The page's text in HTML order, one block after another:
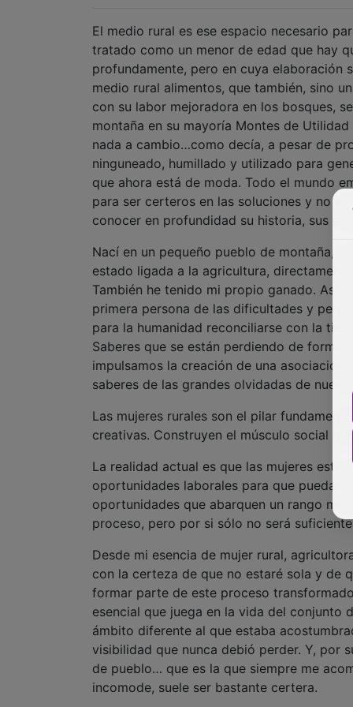
El medio rural es ese espacio necesario
tratado como un menor de edad que hay
profundamente, pero en cuya elaboración
medio rural alimentos, que también, sino
con su labor mejoradora en los bosques,
montaña en su mayoría Montes de
nada a cambio…como decía, a pesar de
ninguneado, humillado y utilizado para
que ahora está de moda. Todo el mundo
para ser certeros en las soluciones y no
conocer en profundidad su historia, sus
Nací en un pequeño pueblo de montaña,
estado ligada a la agricultura,
También he tenido mi propio ganado. Así
primera persona de las dificultades y
para la humanidad reconciliarse con la
Saberes que se están perdiendo de forma
impulsamos la creación de una asociación
saberes de las grandes olvidadas de
Las mujeres rurales son el pilar
creativas. Construyen el músculo social
La realidad actual es que las mujeres
oportunidades laborales para que puedan
oportunidades que abarquen un rango
proceso, pero por si sólo no será
Desde mi esencia de mujer rural,
con la certeza de que no estaré sola y de
formar parte de este proceso
esencial que juega en la vida del conjunto
ámbito diferente al que estaba
visibilidad que nunca debió perder. Y, por
de pueblo… que es la que siempre me
incomode, suele ser bastante certera.